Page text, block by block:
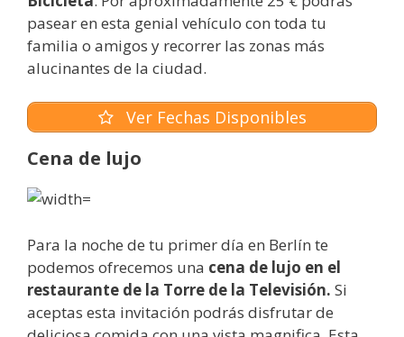
pasear en esta genial vehículo con toda tu
familia o amigos y recorrer las zonas más
alucinantes de la ciudad.
Ver Fechas Disponibles
Cena de lujo
Para la noche de tu primer día en Berlín te
podemos ofrecemos una cena de lujo en el
restaurante de la Torre de la Televisión. Si
aceptas esta invitación podrás disfrutar de